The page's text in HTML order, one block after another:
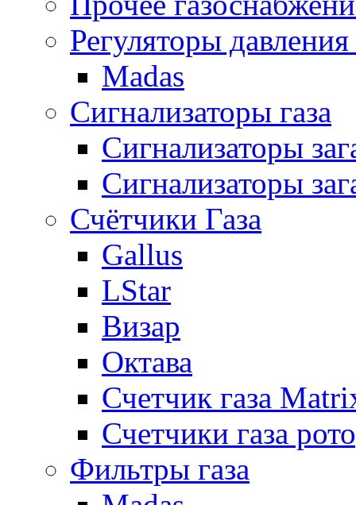
Регуляторы давления
Madas
Сигнализаторы газа
Сигнализаторы
Сигнализаторы
Счётчики Газа
Gallus
LStar
Визар
Октава
Счетчик газа
Счетчики газа
Фильтры газа